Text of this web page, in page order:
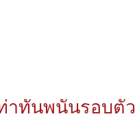
าทันพนันรอบตัว